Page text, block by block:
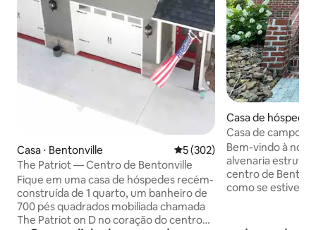
Casa ⋅ Bentonville 5 de uma avaliação média de
5 (302)
The Patriot — Centro de Bentonville
Fique em uma casa de hóspedes recém-
construída de 1 quarto, um banheiro de
700 pés quadrados mobiliada chamada
The Patriot on D no coração do centro
Casa de
ville
Casa de campo
Bem-vindo à
alvenaria
centro de
como se